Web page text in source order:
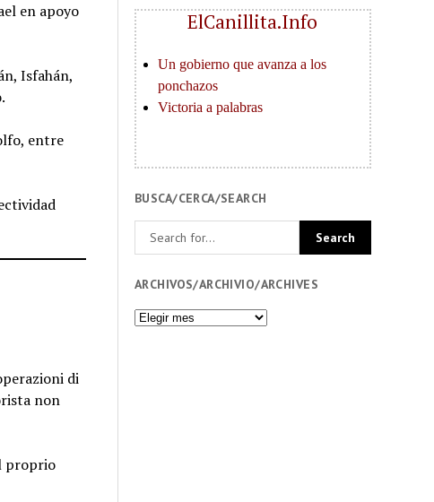
en apoyo
Isfahán,
entre
di
non
proprio
ElCanillita.Info
BUSCA/CERCA/SEARCH
ARCHIVOS/ARCHIVIO/ARCHIVES
Archivos/Archivio/Archives